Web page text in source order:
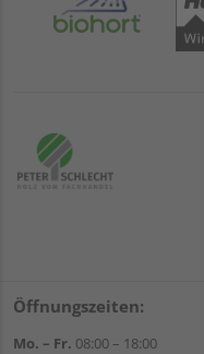
Öffnungszeiten:
Mo. – Fr. 08:00 – 18:00